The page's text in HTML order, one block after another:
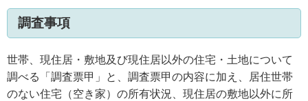
調査事項
世帯、現住居・敷地及び現住居以外の住宅・土地について
調べる「調査票甲」と、調査票甲の内容に加え、居住世帯
のない住宅（空き家）の所有状況、現住居の敷地以外に所